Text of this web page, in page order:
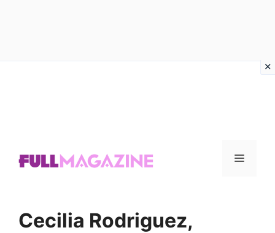
Menu
Cecilia Rodriguez,